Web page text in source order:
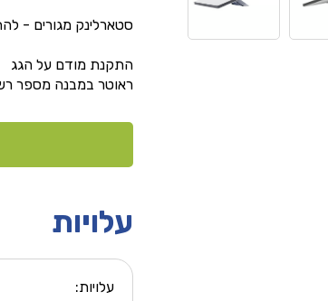
סטארלינק מגורים -
התקנת מודם על הגג
ראוטר במבנה מספר
עלויות
עלויות: